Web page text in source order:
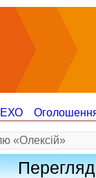
ЕХО
«Олексій»